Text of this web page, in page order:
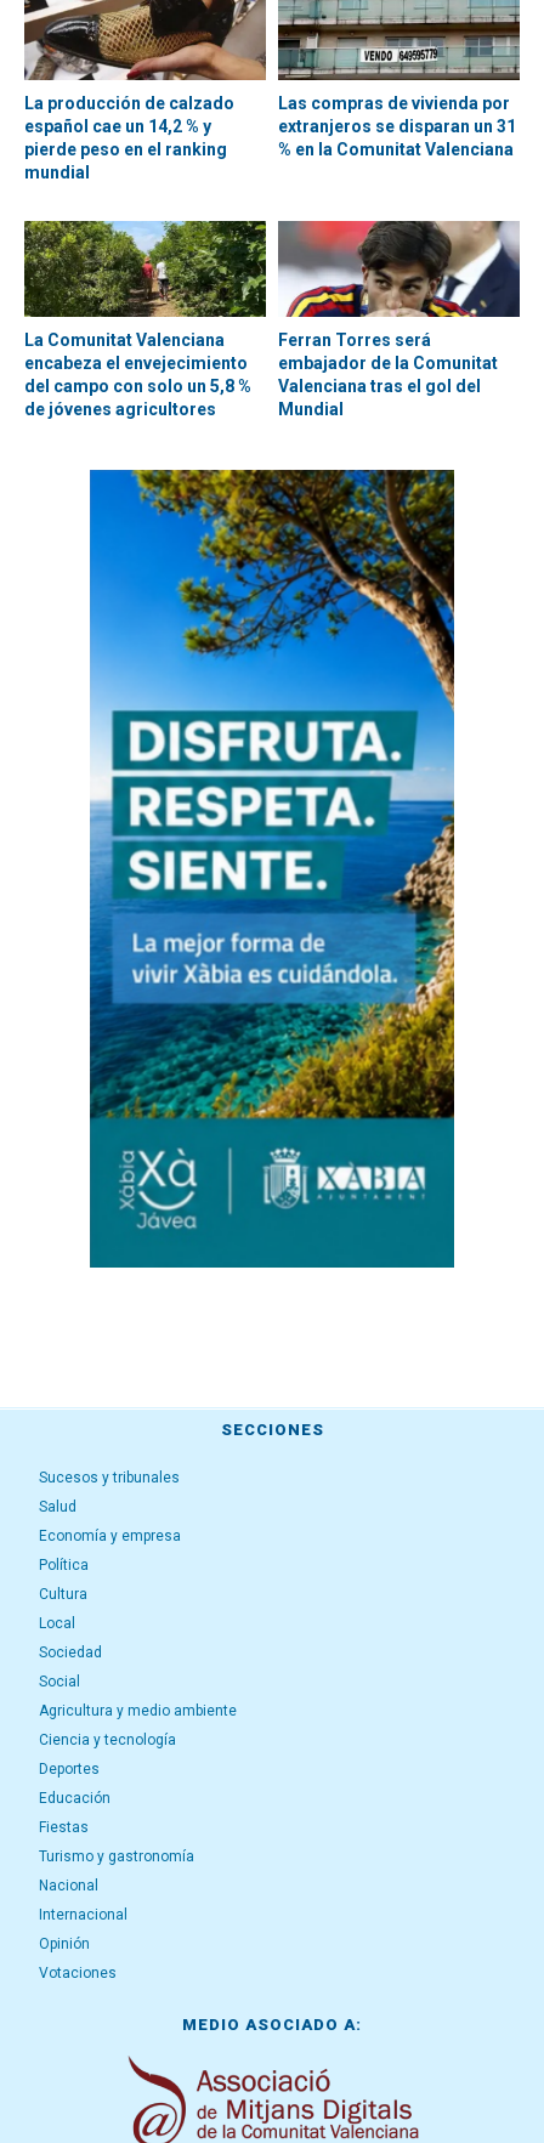
La producción de calzado
español cae un 14,2 % y
pierde peso en el ranking
mundial
Las compras de vivienda por
extranjeros se disparan un 31
% en la Comunitat Valenciana
La Comunitat Valenciana
encabeza el envejecimiento
del campo con solo un 5,8 %
de jóvenes agricultores
Ferran Torres será
embajador de la Comunitat
Valenciana tras el gol del
Mundial
SECCIONES
Sucesos y tribunales
Salud
Economía y empresa
Política
Cultura
Local
Sociedad
Social
Agricultura y medio ambiente
Ciencia y tecnología
Deportes
Educación
Fiestas
Turismo y gastronomía
Nacional
Internacional
Opinión
Votaciones
MEDIO ASOCIADO A: